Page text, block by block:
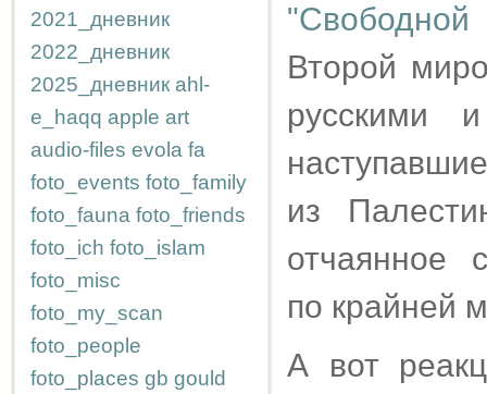
2021_дневник
2022_дневник
2025_дневник ahl-
e_haqq apple art
audio-files evola fa
foto_events foto_family
foto_fauna foto_friends
foto_ich foto_islam
foto_misc
foto_my_scan
foto_people
foto_places gb gould
Второй
русскими
из
отчаянное
по крайней
А вот